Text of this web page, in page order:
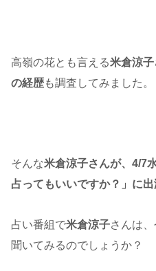
高嶺の花とも言える米倉涼
の経歴も調査してみました。
そんな米倉涼子さんが、4/7
占ってもいいですか？ 」に
占い番組で米倉涼子さんは
聞いてみるのでしょうか？